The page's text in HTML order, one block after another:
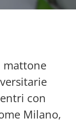
mattone
con
Milano,